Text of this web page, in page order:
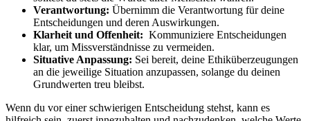
Verantwortung: Übernimm die Verantwortung für deine​
Entscheidungen‌ und deren​ Auswirkungen.
Klarheit ‍und⁤ Offenheit: ⁤ Kommuniziere ‍Entscheidungen⁣
klar, um‍ Missverständnisse zu‌ vermeiden.
Situative Anpassung: ‌Sei bereit, deine‌ Ethiküberzeugungen
an die jeweilige Situation anzupassen, solange du deinen
Grundwerten treu bleibst.
Wenn du ⁤vor einer schwierigen ​Entscheidung⁤ stehst, kann es